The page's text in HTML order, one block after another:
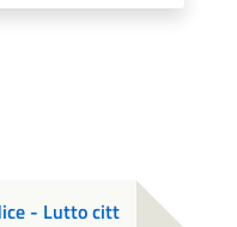
- Lutto citt